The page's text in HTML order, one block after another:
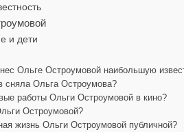
и дети
Ольге Остроумовой наибольшую
сняла Ольга Остроумова?
работы Ольги Остроумовой в кино?
Остроумовой?
жизнь Ольги Остроумовой публичной?